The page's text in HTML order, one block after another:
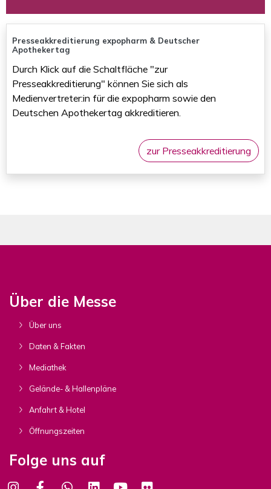
Presseakkreditierung expopharm & Deutscher
Apothekertag
Durch Klick auf die Schaltfläche "zur
Presseakkreditierung" können Sie sich als
Medienvertreter:in für die expopharm sowie den
Deutschen Apothekertag akkreditieren.
zur Presseakkreditierung
Über die Messe
Über uns
Daten & Fakten
Mediathek
Gelände- & Hallenpläne
Anfahrt & Hotel
Öffnungszeiten
Folge uns auf